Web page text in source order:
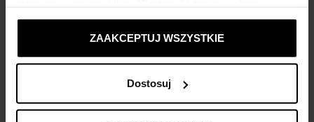
ustawienia prywatności.
ZAAKCEPTUJ WSZYSTKIE
Dostosuj
Kup teraz, Zapłać później!
Opis produktu